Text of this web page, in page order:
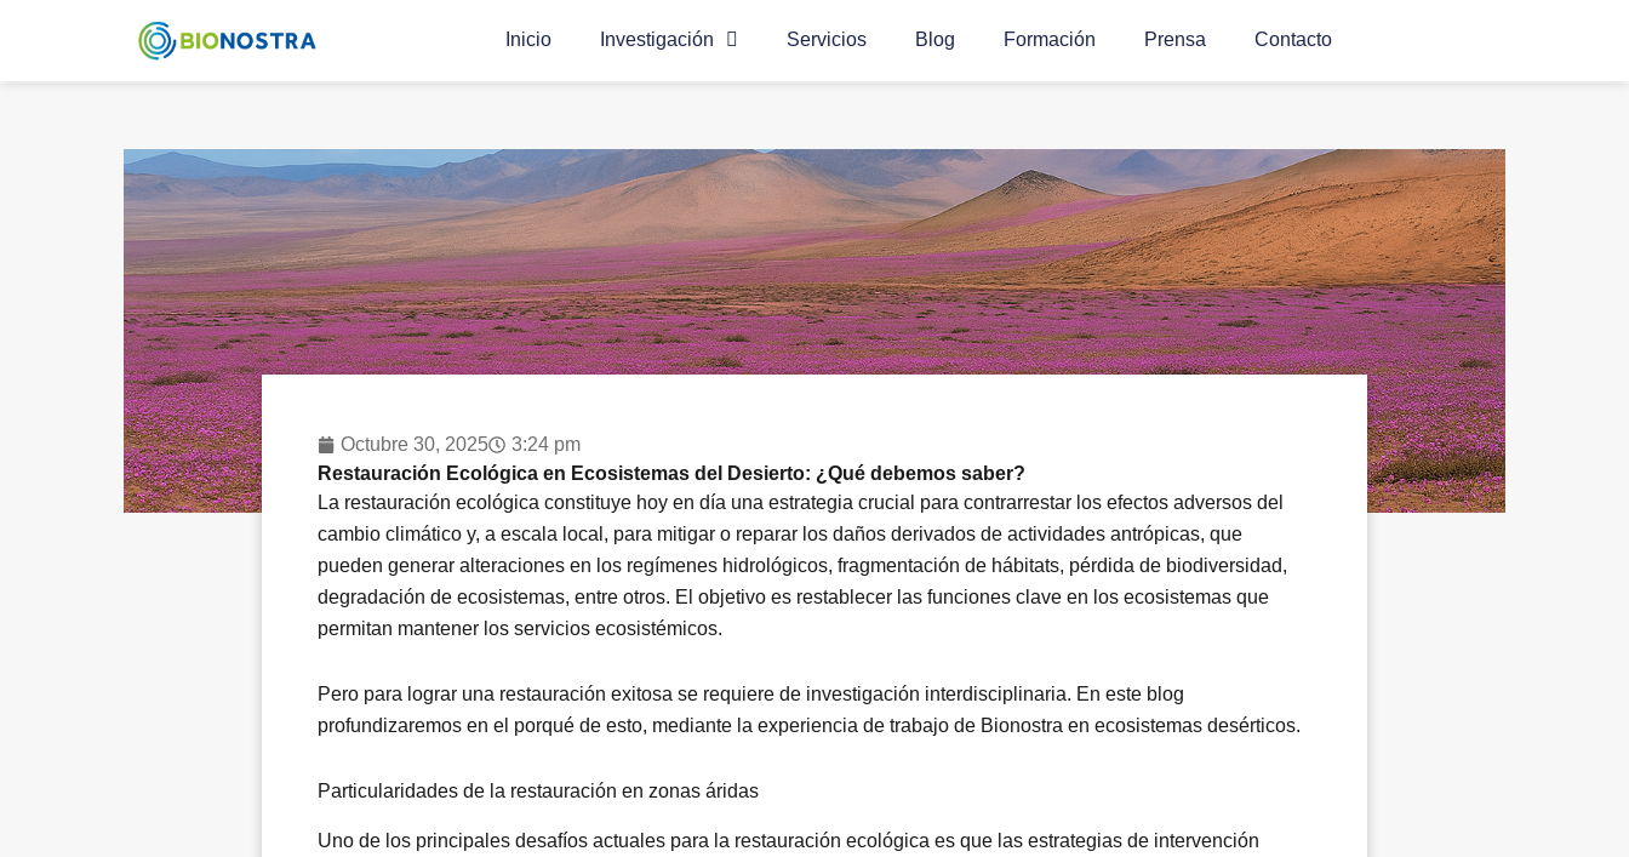
contenido
Inicio Investigación Servicios Blog Formación Prensa Contacto
Octubre 30, 2025
3:24 pm
Restauración Ecológica en Ecosistemas del Desierto: ¿Qué debemos saber?
La restauración ecológica constituye hoy en día una estrategia crucial para contrarrestar los efectos adversos del
cambio climático y, a escala local, para mitigar o reparar los daños derivados de actividades antrópicas, que
pueden generar alteraciones en los regímenes hidrológicos, fragmentación de hábitats, pérdida de biodiversidad,
degradación de ecosistemas, entre otros. El objetivo es restablecer las funciones clave en los ecosistemas que
permitan mantener los servicios ecosistémicos.
Pero para lograr una restauración exitosa se requiere de investigación interdisciplinaria. En este blog
profundizaremos en el porqué de esto, mediante la experiencia de trabajo de Bionostra en ecosistemas desérticos.
Particularidades de la restauración en zonas áridas
Uno de los principales desafíos actuales para la restauración ecológica es que las estrategias de intervención